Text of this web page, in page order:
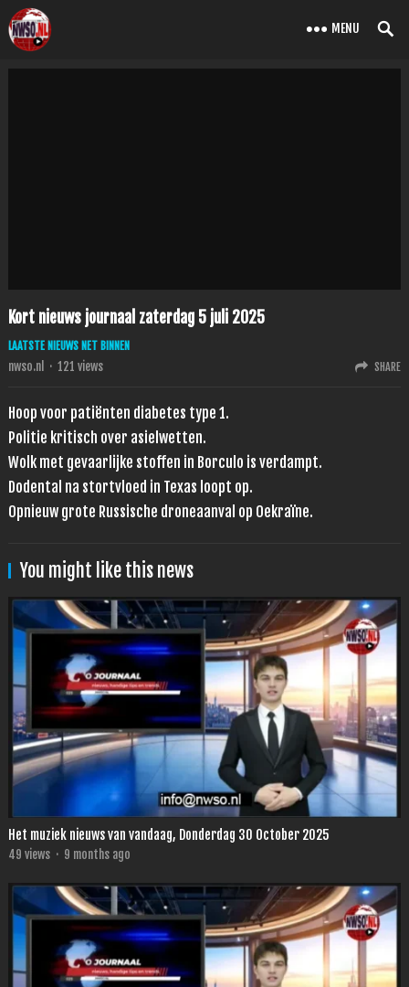
MENU
Kort nieuws journaal zaterdag 5 juli 2025
LAATSTE NIEUWS NET BINNEN
nwso.nl · 121 views SHARE
Hoop voor patiënten diabetes type 1.
Politie kritisch over asielwetten.
Wolk met gevaarlijke stoffen in Borculo is verdampt.
Dodental na stortvloed in Texas loopt op.
Opnieuw grote Russische droneaanval op Oekraïne.
You might like this news
Het muziek nieuws van vandaag, Donderdag 30 October 2025
49 views · 9 months ago